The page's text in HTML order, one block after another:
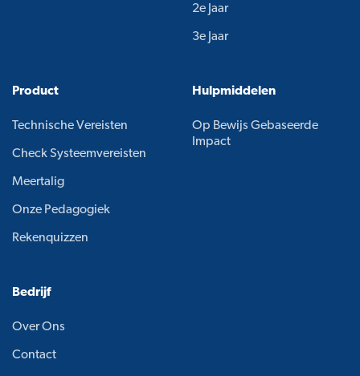
2e Jaar
3e Jaar
Product
Technische Vereisten
Check Systeemvereisten
Meertalig
Onze Pedagogiek
Rekenquizzen
Hulpmiddelen
Op Bewijs Gebaseerde
Impact
Bedrijf
Over Ons
Contact